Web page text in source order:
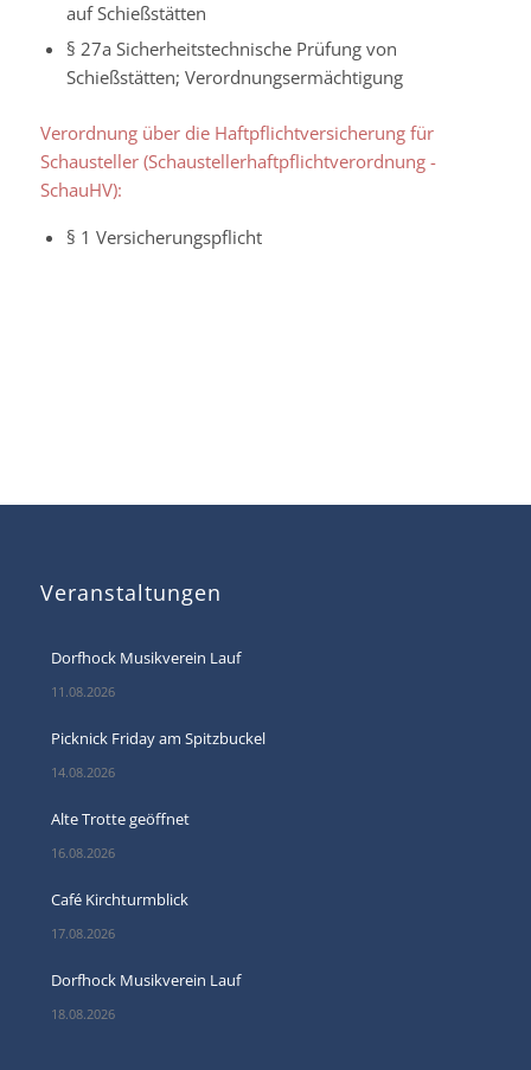
auf Schießstätten
§ 27a Sicherheitstechnische Prüfung von
Schießstätten; Verordnungsermächtigung
Verordnung über die Haftpflichtversicherung für
Schausteller (Schaustellerhaftpflichtverordnung -
SchauHV):
§ 1 Versicherungspflicht
Veranstaltungen
Dorfhock Musikverein Lauf
11.08.2026
Picknick Friday am Spitzbuckel
14.08.2026
Alte Trotte geöffnet
16.08.2026
Café Kirchturmblick
17.08.2026
Dorfhock Musikverein Lauf
18.08.2026